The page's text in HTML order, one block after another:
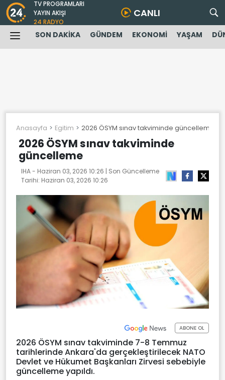
TV PROGRAMLARI
YAYIN AKIŞI
24 RADYO
CANLI
SON DAKİKA GÜNDEM EKONOMİ YAŞAM
Anasayfa Egitim 2026 ÖSYM sınav takviminde güncelleme
2026 ÖSYM sınav takviminde
güncelleme
IHA - Haziran 03, 2026 10:26 | Son Güncelleme
Tarihi: Haziran 03, 2026 10:26
ABONE OL
2026 ÖSYM sınav takviminde 7-8 Temmuz
tarihlerinde Ankara'da gerçekleştirilecek NATO
Devlet ve Hükumet Başkanları Zirvesi sebebiyle
güncelleme yapıldı.